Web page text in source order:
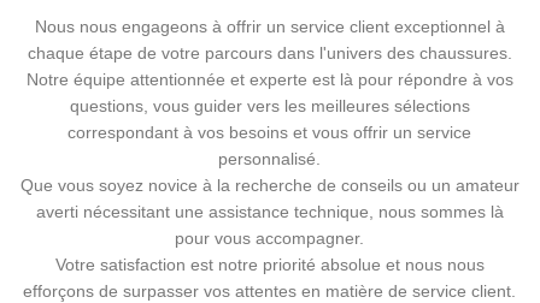
Nous nous engageons à offrir un service client exceptionnel à
chaque étape de votre parcours dans l'univers des chaussures.
Notre équipe attentionnée et experte est là pour répondre à vos
questions, vous guider vers les meilleures sélections
correspondant à vos besoins et vous offrir un service
personnalisé.
Que vous soyez novice à la recherche de conseils ou un amateur
averti nécessitant une assistance technique, nous sommes là
pour vous accompagner.
Votre satisfaction est notre priorité absolue et nous nous
efforçons de surpasser vos attentes en matière de service client.